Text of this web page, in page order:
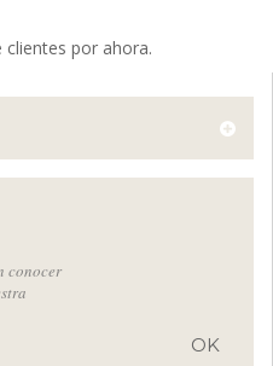
por ahora.
conocer